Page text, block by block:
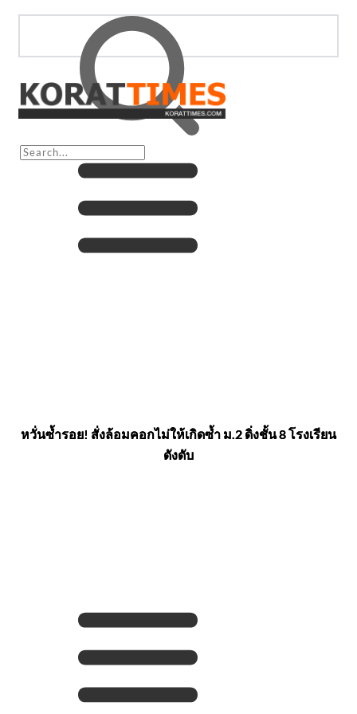
หวั่นซ้ำรอย! สั่งล้อมคอกไม่ให้เกิดซ้ำ ม.2 ดิ่งชั้น 8 โรงเรียน
ดังดับ